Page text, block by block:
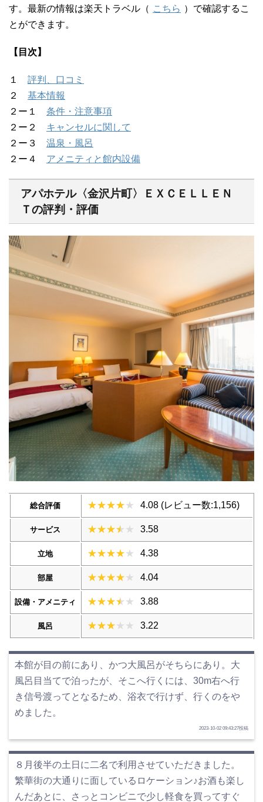
す。最新の情報は楽天トラベル（ こちら ）で確認するこ
とができます。
【目次】
１ 評判、口コミ
２ 基本情報
２ー１ 条件・注意事項
２ー２ キャンセルに関して
２ー３ 温泉・風呂
２ー４ アメニティと館内設備
アパホテル〈金沢片町〉ＥＸＣＥＬＬＥＮ
Ｔの評判・評価
総合評価 4.08 (レビュー数:1,156)
サービス 3.58
立地 4.38
部屋 4.04
設備・アメニティ 3.88
風呂 3.22
本館が目の前にあり、かつ大風呂がそちらにあり。大
風呂目当てで泊ったが、そこへ行くには、30m右へ行
き信号渡ってとなるため、浴衣で行けず、行くのをや
めました。
2023-10-02 09:43:27投稿
８月後半の土日に二名で利用させていただきました。
繁華街の大通りに面しているロケーション♪お酒も楽し
んだあとに、さっとコンビニで少し軽食を買ってすぐ